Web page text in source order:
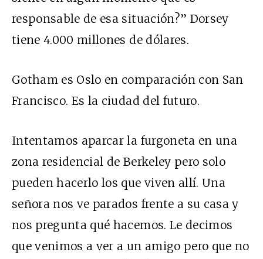
responsable de esa situación?” Dorsey
tiene 4.000 millones de dólares.
Gotham es Oslo en comparación con San
Francisco. Es la ciudad del futuro.
Intentamos aparcar la furgoneta en una
zona residencial de Berkeley pero solo
pueden hacerlo los que viven allí. Una
señora nos ve parados frente a su casa y
nos pregunta qué hacemos. Le decimos
que venimos a ver a un amigo pero que no